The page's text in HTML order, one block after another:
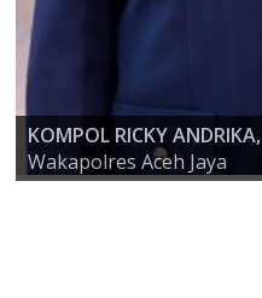
AKBP ZULFA RENALDO,
KAPOLRES ACEH JAYA
KOMPOL RICKY
Wakapolres Aceh Jaya